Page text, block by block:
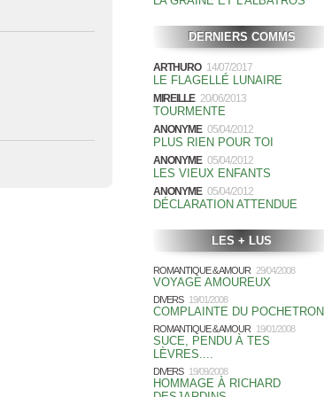
DERNIERS COMMS
ARTHURO 14/07/2017
LE FLAGELLÉ LUNAIRE
MIREILLE 20/06/2013
TOURMENTE
ANONYME 05/04/2012
PLUS RIEN POUR TOI
ANONYME 05/04/2012
LES VIEUX ENFANTS
ANONYME 05/04/2012
DÉCLARATION ATTENDUE
LES + LUS
ROMANTIQUE & AMOUR 29/04/2008
VOYAGE AMOUREUX
DIVERS19/01/2008
COMPLAINTE DU POCHETRON
ROMANTIQUE & AMOUR 19/01/2008
SUCE, PENDU À TES
LÈVRES....
DIVERS19/09/2008
HOMMAGE À RICHARD